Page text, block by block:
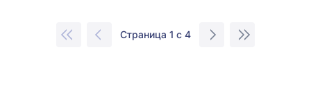
Страница 1 с 4